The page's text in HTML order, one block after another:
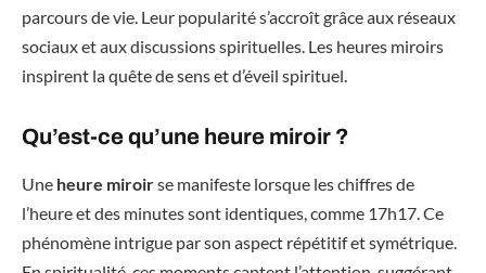
parcours de vie. Leur popularité s’accroît grâce aux réseaux
sociaux et aux discussions spirituelles. Les heures miroirs
inspirent la quête de sens et d’éveil spirituel.
Qu’est-ce qu’une heure miroir ?
Une heure miroirse manifeste lorsque les chiffres de
l’heure et des minutes sont identiques, comme 17h17. Ce
phénomène intrigue par son aspect répétitif et symétrique.